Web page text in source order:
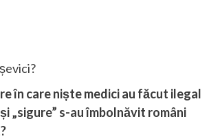
în care niște medici au făcut ilegal
„sigure” s-au îmbolnăvit români